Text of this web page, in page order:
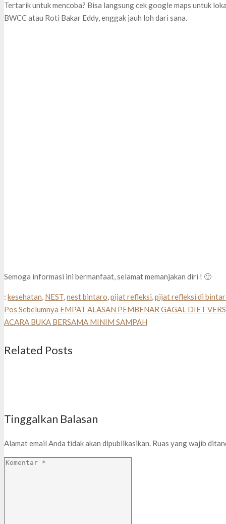
Tertarik untuk mencoba? Bisa langsung cek google maps untuk
BWCC atau Roti Bakar Eddy, enggak jauh loh dari sana.
Semoga informasi ini bermanfaat, selamat memanjakan diri ! 🙂
: kesehatan, NEST,nest bintaro,pijat refleksi,pijat refleksi di
Pos Sebelumnya EMPAT ALASAN PEMBENAR GAGAL DIET
ACARA BUKA BERSAMA MINIM SAMPAH
Related Posts
Tinggalkan Balasan
Alamat email Anda tidak akan dipublikasikan. Ruas yang wajib